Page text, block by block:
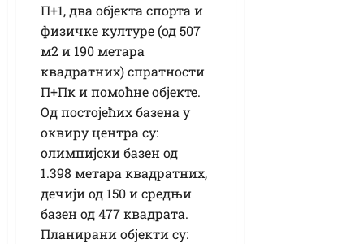
П+1, два објекта спорта и
физичке културе (од 507
м2 и 190 метара
квадратних) спратности
П+Пк и помоћне објекте.
Од постојећих базена у
оквиру центра су:
олимпијски базен од
1.398 метара квадратних,
дечији од 150 и средњи
базен од 477 квадрата.
Планирани објекти су: